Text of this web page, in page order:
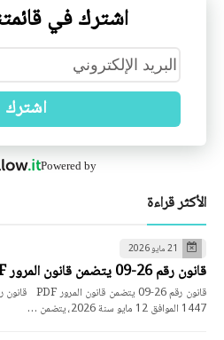
اشترك في
اشترك
Powered by
الأكثر قراءة
21 مايو 2026
قانون رقم 26-09 يتضمن قانون المرور PDF
1447 الموافق 12 مايو سنة 2026، يتضمن …